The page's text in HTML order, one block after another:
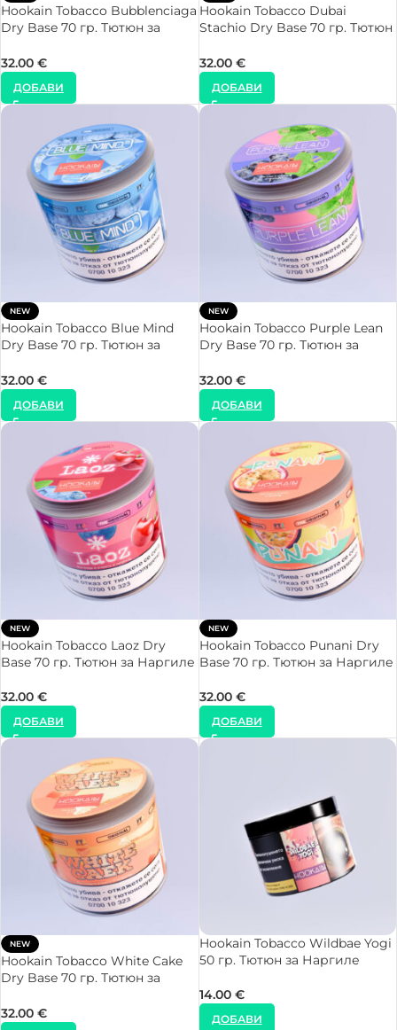
Hookain Tobacco Bubblenciaga
Dry Base 70 гр. Тютюн за
32.00 €
ДОБАВИ
Hookain Tobacco Dubai
Stachio Dry Base 70 гр. Тютюн
32.00 €
ДОБАВИ
NEW
Hookain Tobacco Blue Mind
Dry Base 70 гр. Тютюн за
32.00 €
ДОБАВИ
NEW
Hookain Tobacco Purple Lean
Dry Base 70 гр. Тютюн за
32.00 €
ДОБАВИ
NEW
Hookain Tobacco Laoz Dry
Base 70 гр. Тютюн за Наргиле
32.00 €
ДОБАВИ
NEW
Hookain Tobacco Punani Dry
Base 70 гр. Тютюн за Наргиле
32.00 €
ДОБАВИ
NEW
Hookain Tobacco White Cake
Dry Base 70 гр. Тютюн за
32.00 €
Hookain Tobacco Wildbae Yogi
50 гр. Тютюн за Наргиле
14.00 €
ДОБАВИ